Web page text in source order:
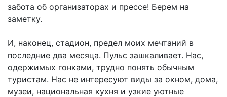
забота об организаторах и прессе! Берем на
заметку.
И, наконец, стадион, предел моих мечтаний в
последние два месяца. Пульс зашкаливает. Нас,
одержимых гонками, трудно понять обычным
туристам. Нас не интересуют виды за окном, дома,
музеи, национальная кухня и узкие уютные